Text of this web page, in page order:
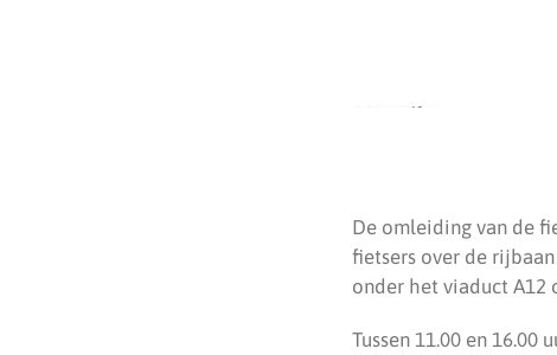
De omleiding van de
fietsers over de
onder het viaduct A12
Tussen 11.00 en